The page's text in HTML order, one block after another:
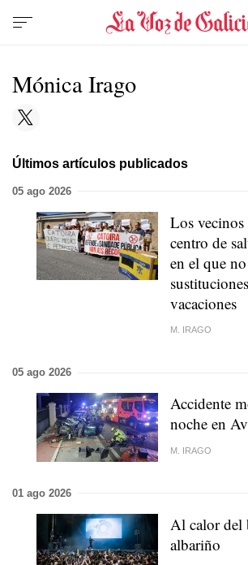
Mónica Irago
Últimos artículos publicados
05 ago 2026
Los vecinos
centro de
en el que no
vacaciones
M. IRAGO
05 ago 2026
Accidente
noche en
M. IRAGO
01 ago 2026
Al calor del
albariño